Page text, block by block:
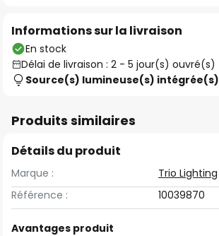
Informations sur la livraison
En stock
Délai de livraison : 2 - 5 jour(s) ouvré(s)
Source(s) lumineuse(s) intégrée(s)
Produits similaires
Détails du produit
Marque :
Trio Lighting
Référence :
10039870
Avantages produit